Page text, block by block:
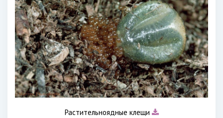
Растительноядные клещи